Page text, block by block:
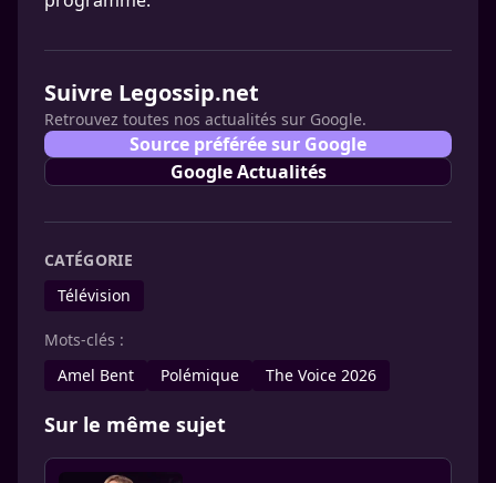
Suivre Legossip.net
Retrouvez toutes nos actualités sur Google.
Source préférée sur Google
Google Actualités
CATÉGORIE
Télévision
Mots-clés :
Amel Bent
Polémique The Voice 2026
Sur le même sujet